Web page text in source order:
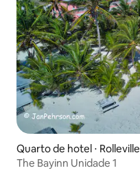
Quarto de hotel ⋅ Rolleville
The Bayinn Unidade 1